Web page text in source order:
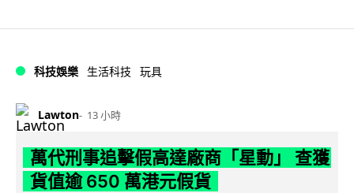
科技娛樂 生活科技 玩具
Lawton 13 小時
萬代刑事追擊假高達廠商「星動」 查獲
貨值逾 650 萬港元假貨